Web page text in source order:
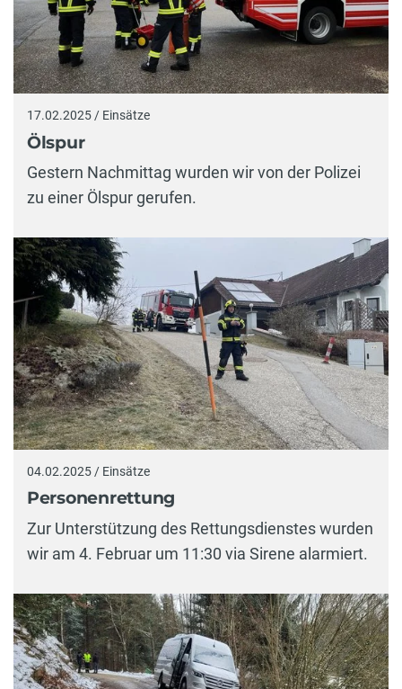
17.02.2025 / Einsätze
Ölspur
Gestern Nachmittag wurden wir von der Polizei
zu einer Ölspur gerufen.
04.02.2025 / Einsätze
Personenrettung
Zur Unterstützung des Rettungsdienstes wurden
wir am 4. Februar um 11:30 via Sirene alarmiert.